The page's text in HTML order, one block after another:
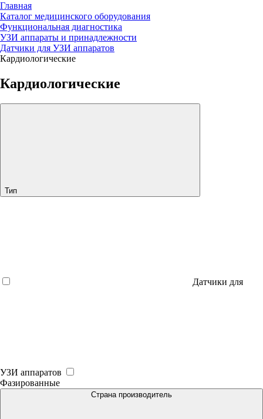
Главная
Каталог медицинского оборудования
Функциональная диагностика
УЗИ аппараты и принадлежности
Датчики для УЗИ аппаратов
Кардиологические
Кардиологические
Тип
Датчики для
УЗИ аппаратов
Фазированные
Страна производитель